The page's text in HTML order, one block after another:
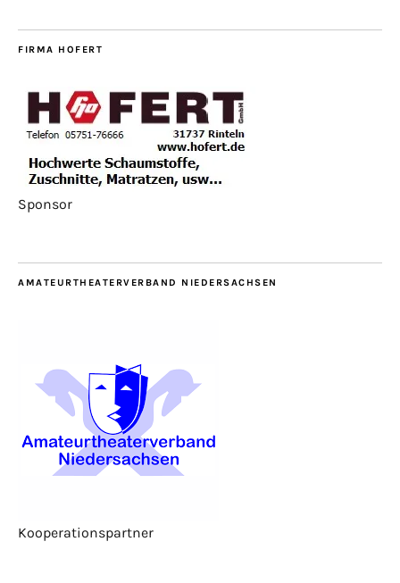
FIRMA HOFERT
Sponsor
AMATEURTHEATERVERBAND NIEDERSACHSEN
Kooperationspartner